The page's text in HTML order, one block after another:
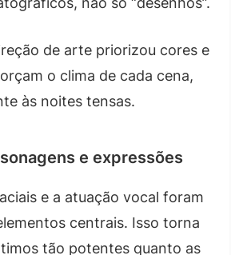
de arte priorizou cores e
o clima de cada cena,
às noites tensas.
e expressões
e a atuação vocal foram
centrais. Isso torna
tão potentes quanto as